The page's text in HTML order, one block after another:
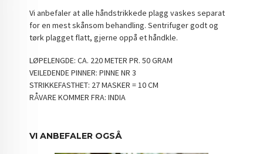
Vi anbefaler at alle håndstrikkede plagg vaskes separat
for en mest skånsom behandling. Sentrifuger godt og
tørk plagget flatt, gjerne oppå et håndkle.
LØPELENGDE: CA. 220 METER PR. 50 GRAM
VEILEDENDE PINNER: PINNE NR 3
STRIKKEFASTHET: 27 MASKER = 10 CM
RÅVARE KOMMER FRA: INDIA
VI ANBEFALER OGSÅ